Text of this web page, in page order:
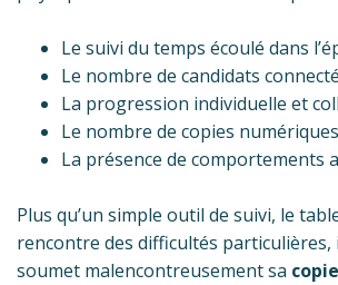
Le suivi du temps écoulé dans
Le nombre de candidats
La progression individuelle et
Le nombre de copies
La présence de comportements
Plus qu’un simple outil de suivi, le
rencontre des difficultés particulières,
soumet malencontreusement sa